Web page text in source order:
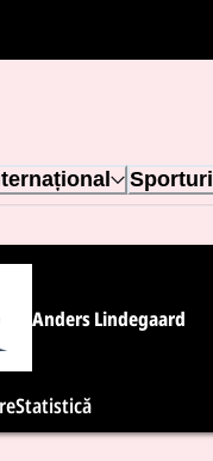
Sporturi
Anders Lindegaard
Statistică